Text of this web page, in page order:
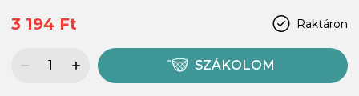
Raktáron
3 194 Ft
SZÁKOLOM